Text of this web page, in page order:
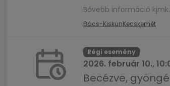
Bővebb információ
Bács-KiskunKecskemét
Régi esemény
2026. február 10.,
Becézve,